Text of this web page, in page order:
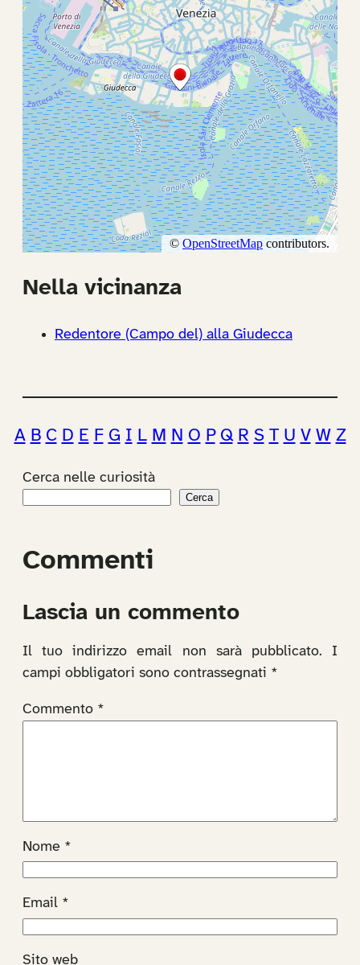
Nella vicinanza
Redentore (Campo del) alla Giudecca
A B C D E F G I L M N O P Q R S T U V W Z
Cerca nelle curiosità
Cerca
Commenti
Lascia un commento
Il tuo indirizzo email non sarà pubblicato.
I
campi obbligatori sono contrassegnati *
Commento *
Nome *
Email *
Sito web